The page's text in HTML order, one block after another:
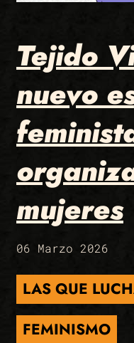
Tejido
nuevo
mujeres
06 Marzo 2026
LAS QUE
FEMINISMO